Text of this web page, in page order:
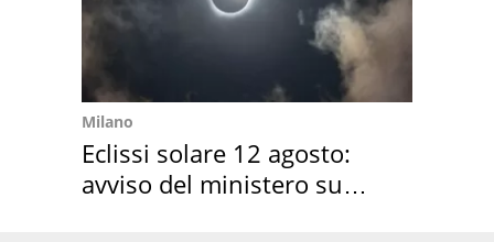
Milano
Eclissi solare 12 agosto:
avviso del ministero su